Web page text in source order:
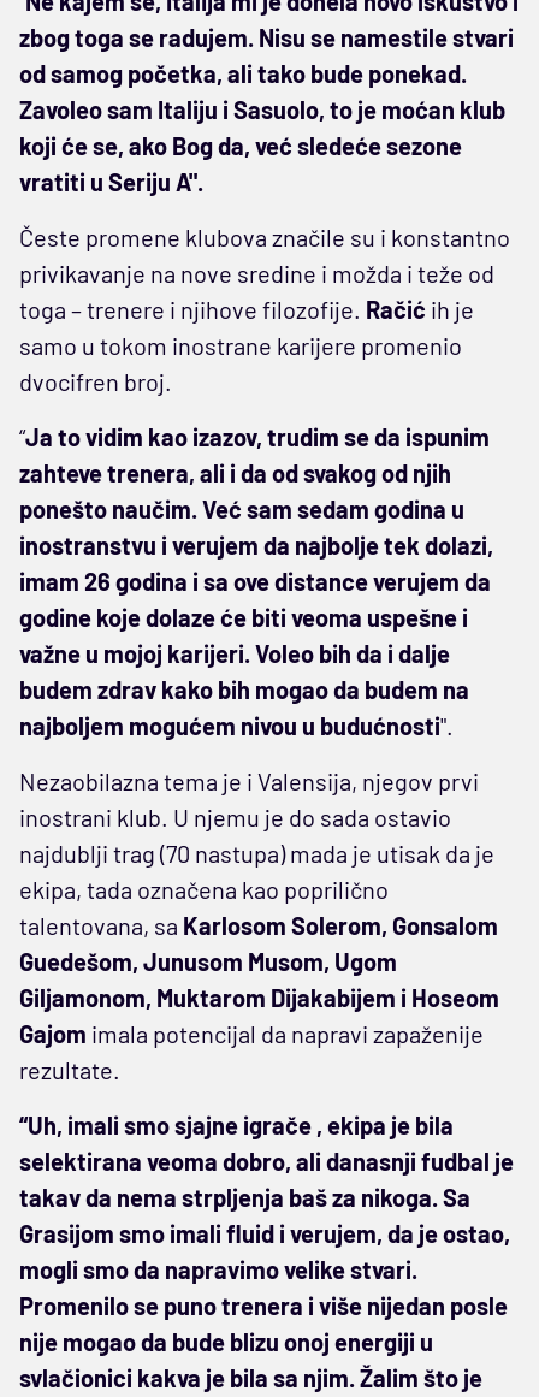
zbog toga se radujem. Nisu se namestile stvari
od samog početka, ali tako bude ponekad.
Zavoleo sam Italiju i Sasuolo, to je moćan klub
koji će se, ako Bog da, već sledeće sezone
vratiti u Seriju A".
Česte promene klubova značile su i konstantno
privikavanje na nove sredine i možda i teže od
toga – trenere i njihove filozofije. Račić ih je
samo u tokom inostrane karijere promenio
dvocifren broj.
“Ja to vidim kao izazov, trudim se da ispunim
zahteve trenera, ali i da od svakog od njih
ponešto naučim. Već sam sedam godina u
inostranstvu i verujem da najbolje tek dolazi,
imam 26 godina i sa ove distance verujem da
godine koje dolaze će biti veoma uspešne i
važne u mojoj karijeri. Voleo bih da i dalje
budem zdrav kako bih mogao da budem na
najboljem mogućem nivou u budućnosti".
Nezaobilazna tema je i Valensija, njegov prvi
inostrani klub. U njemu je do sada ostavio
najdublji trag (70 nastupa) mada je utisak da je
ekipa, tada označena kao poprilično
talentovana, sa Karlosom Solerom, Gonsalom
Guedešom, Junusom Musom, Ugom
Giljamonom, Muktarom Dijakabijem i Hoseom
Gajom imala potencijal da napravi zapaženije
rezultate.
“Uh, imali smo sjajne igrače , ekipa je bila
selektirana veoma dobro, ali danasnji fudbal je
takav da nema strpljenja baš za nikoga.Sa
Grasijom smo imali fluid i verujem, da je ostao,
mogli smo da napravimo velike stvari.
Promenilo se puno trenera i više nijedan posle
nije mogao da bude blizu onoj energiji u
svlačionici kakva je bila sa njim. Žalim što je